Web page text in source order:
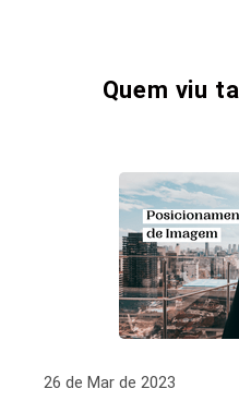
Quem viu
26 de Mar de 2023